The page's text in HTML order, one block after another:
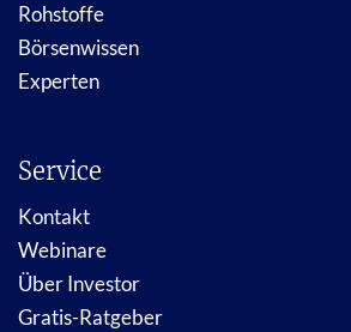
Rohstoffe
Börsenwissen
Experten
Service
Kontakt
Webinare
Über Investor
Gratis-Ratgeber